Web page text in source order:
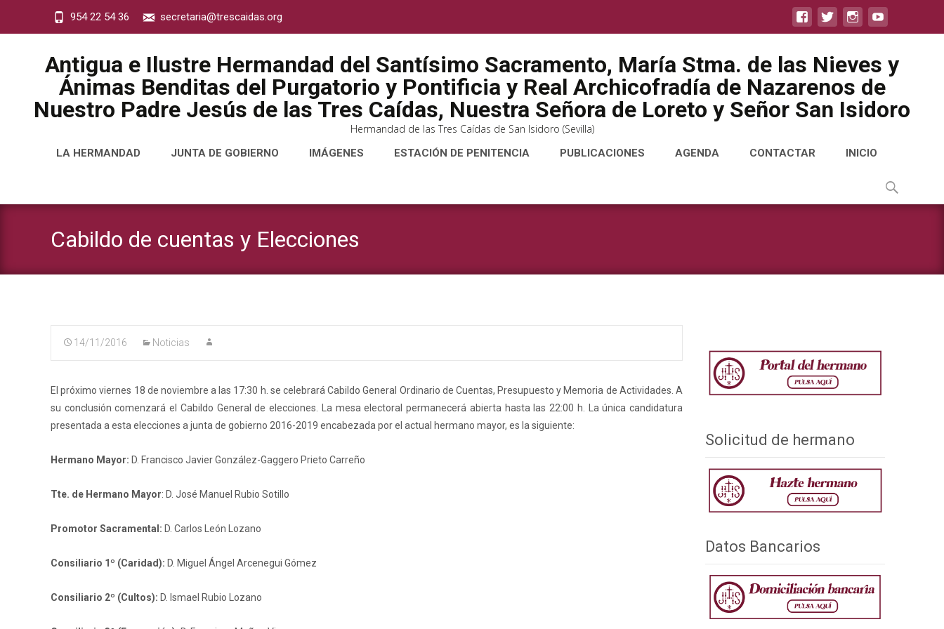
954 22 54 36 secretaria@trescaidas.org
Antigua e Ilustre Hermandad del Santísimo Sacramento, María Stma. de las Nieves y
Ánimas Benditas del Purgatorio y Pontificia y Real Archicofradía de Nazarenos de
Nuestro Padre Jesús de las Tres Caídas, Nuestra Señora de Loreto y Señor San Isidoro
Hermandad de las Tres Caídas de San Isidoro (Sevilla)
LA HERMANDAD JUNTA DE GOBIERNO IMÁGENES ESTACIÓN DE PENITENCIA PUBLICACIONES AGENDA CONTACTAR INICIO
Buscar
Cabildo de cuentas y Elecciones
14/11/2016 Noticias
El próximo viernes 18 de noviembre a las 17:30 h. se celebrará Cabildo General Ordinario de Cuentas, Presupuesto y Memoria de Actividades. A
su conclusión comenzará el Cabildo General de elecciones. La mesa electoral permanecerá abierta hasta las 22:00 h. La única candidatura
presentada a esta elecciones a junta de gobierno 2016-2019 encabezada por el actual hermano mayor, es la siguiente:
Hermano Mayor: D. Francisco Javier González-Gaggero Prieto Carreño
Tte. de Hermano Mayor: D. José Manuel Rubio Sotillo
Promotor Sacramental: D. Carlos León Lozano
Consiliario 1º (Caridad): D. Miguel Ángel Arcenegui Gómez
Consiliario 2º (Cultos): D. Ismael Rubio Lozano
Solicitud de hermano
Datos Bancarios